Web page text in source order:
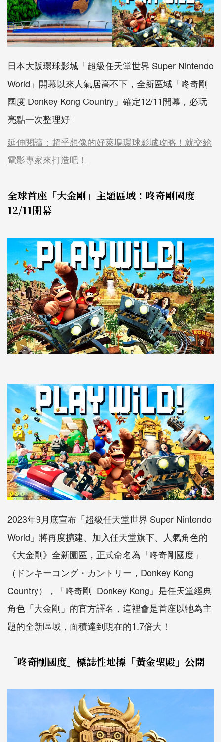
日本大阪環球影城「超級任天堂世界 Super Nintendo
World」開幕以來人氣居高不下，全新區域「咚奇剛
國度 Donkey Kong Country」確定12/11開幕，必玩
亮點一次整理好！
延伸閱讀：超乎想像的好萊塢環球影城攻略！就交給
電影專家來打造吧！
全球首座「大金剛」主題區域：咚奇剛國度
12/11開幕
2023年9月底宣布「超級任天堂世界 Super Nintendo
World」將再度擴建、加入任天堂旗下、人氣角色的
《大金剛》全新園區，正式命名為「咚奇剛國度」
（ドンキーコング・カントリー，Donkey Kong
Country），「咚奇剛 Donkey Kong」是任天堂經典
角色「大金剛」的官方譯名，這裡會是首座以牠為主
題的全新區域，面積達到現在的1.7倍大！
「咚奇剛國度」標誌性地標「黃金聖殿」公開